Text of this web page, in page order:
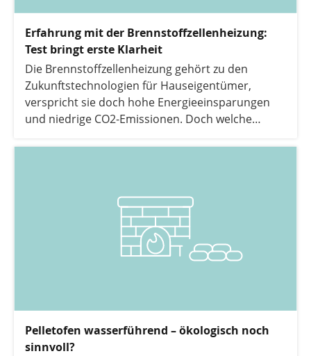
Erfahrung mit der Brennstoffzellenheizung:
Test bringt erste Klarheit
Die Brennstoffzellenheizung gehört zu den
Zukunftstechnologien für Hauseigentümer,
verspricht sie doch hohe Energieeinsparungen
und niedrige CO2-Emissionen. Doch welche
Pelletofen wasserführend – ökologisch noch
sinnvoll?